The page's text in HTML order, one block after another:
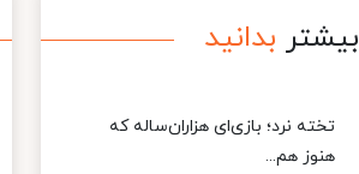
بیشتر بدانید
تخته نرد؛ بازی‌ای هزاران‌ساله که
هنوز هم...